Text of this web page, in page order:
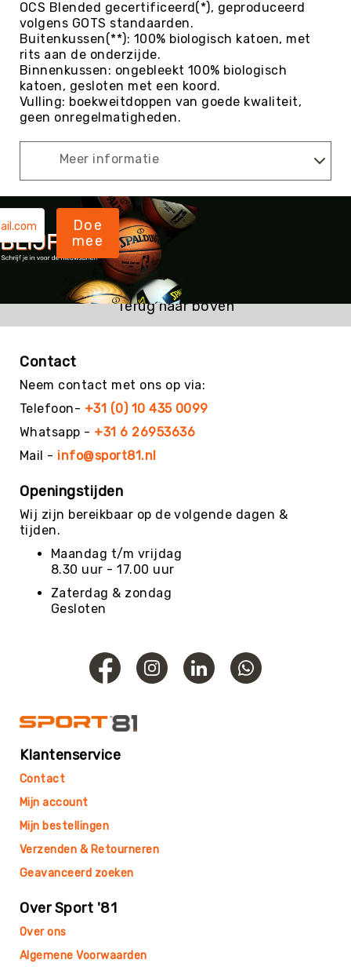
Rugby
Scouting/Outdoor
Slacklinen
Skate
Sporten
Spikeball
Squash
Steppen
Tafeltennis
Tafelvoetbal
Tchoukbal
Tchouks
Tchoukbal
Ballen
Tennis
Trampolinespringen
Trefbal
Trendsporten
/
Gymnastiek
Zelfverdediging
Volleybal
Yoga
&
Meditatie
Yoga
Yoga
Yoga
Pakketten
reiniging
OCS Blended gecertificeerd(*), geproduceerd
volgens GOTS standaarden.
Buitenkussen(**): 100% biologisch katoen, met
rits aan de onderzijde.
Binnenkussen: ongebleekt 100% biologisch
katoen, gesloten met een koord.
Vulling: boekweitdoppen van goede kwaliteit,
geen onregelmatigheden.
Meer informatie
Doe
mee
Terug naar boven
Contact
Neem contact met ons op via:
Telefoon- +31 (0) 10 435 0099
Whatsapp - +31 6 26953636
Mail - info@sport81.nl
Openingstijden
Wij zijn bereikbaar op de volgende dagen &
tijden.
Maandag t/m vrijdag
8.30 uur - 17.00 uur
Zaterdag & zondag
Gesloten
Klantenservice
Contact
Mijn account
Mijn bestellingen
Verzenden & Retourneren
Geavanceerd zoeken
Over Sport '81
Over ons
Algemene Voorwaarden